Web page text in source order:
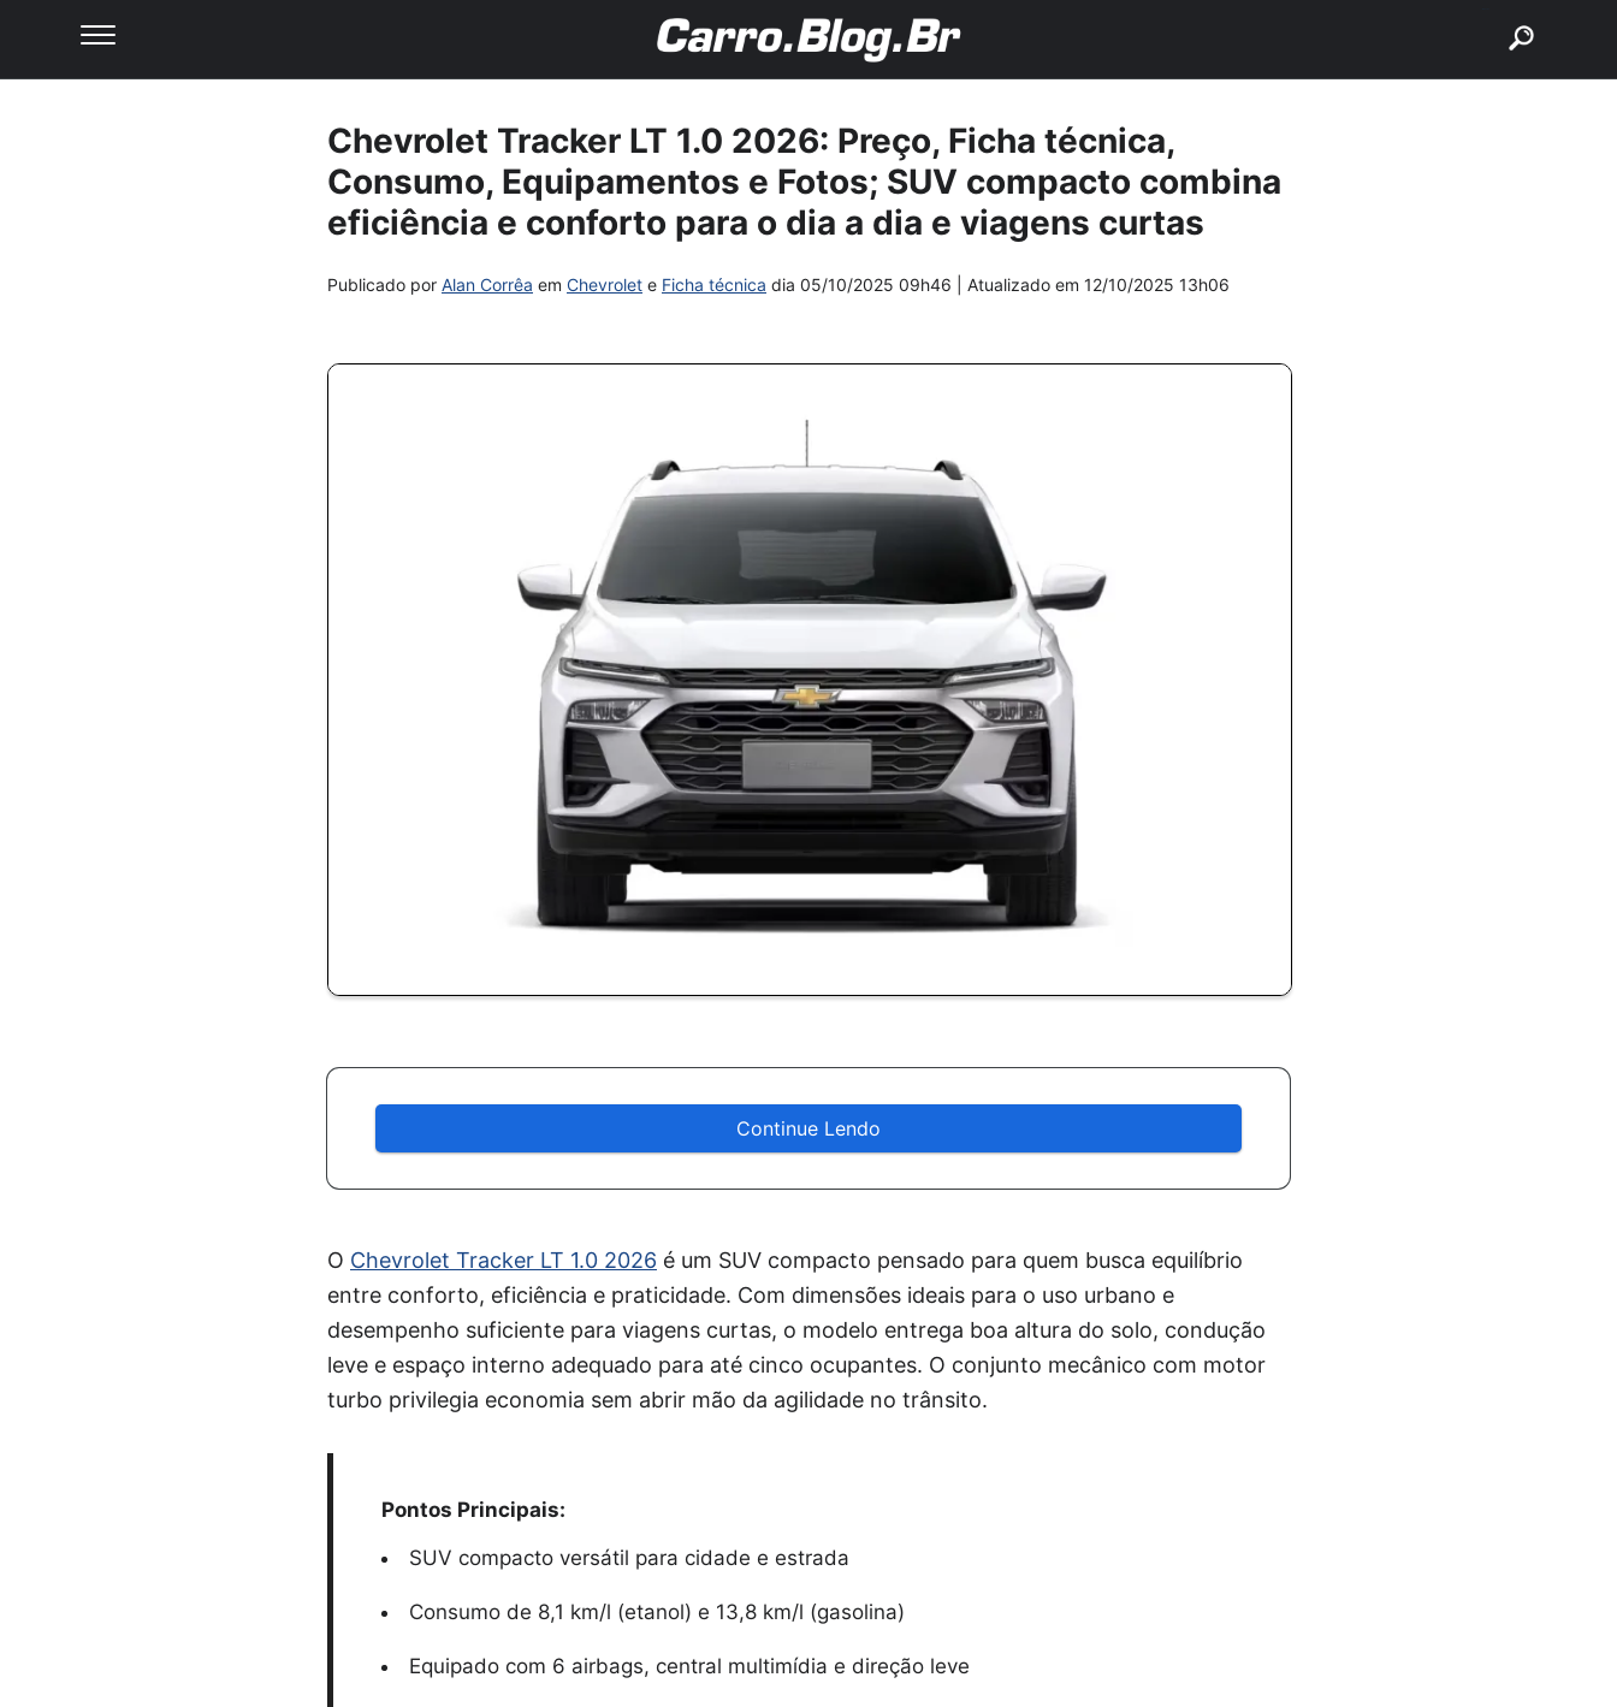
Chevrolet Tracker LT 1.0 2026: Preço, Ficha técnica,
Consumo, Equipamentos e Fotos; SUV compacto combina
eficiência e conforto para o dia a dia e viagens curtas
Publicado por Alan Corrêa em Chevrolet e Ficha técnica dia 05/10/2025 09h46 | Atualizado em 12/10/2025 13h06
Continue Lendo
O Chevrolet Tracker LT 1.0 2026 é um SUV compacto pensado para quem busca equilíbrio
entre conforto, eficiência e praticidade. Com dimensões ideais para o uso urbano e
desempenho suficiente para viagens curtas, o modelo entrega boa altura do solo, condução
leve e espaço interno adequado para até cinco ocupantes. O conjunto mecânico com motor
turbo privilegia economia sem abrir mão da agilidade no trânsito.
Pontos Principais:
SUV compacto versátil para cidade e estrada
Consumo de 8,1 km/l (etanol) e 13,8 km/l (gasolina)
Equipado com 6 airbags, central multimídia e direção leve